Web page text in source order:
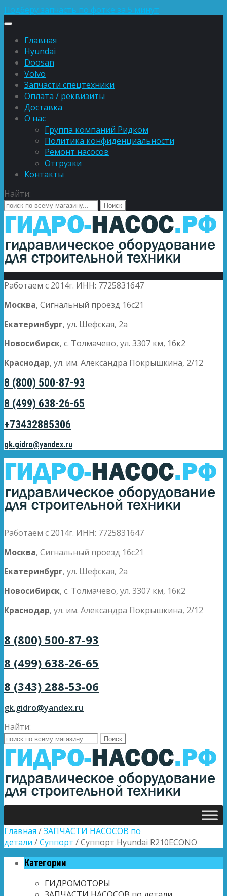
Подберу запчасть по фотке за 5 минут
Главная
Hyundai
Doosan
Volvo
Запчасти спецтехники
Оплата / реквизиты
Доставка
О нас
Группа компаний Ридком
Политика конфиденциальности
Ремонт насосов
Отгрузки
Контакты
Найти:
Работаем с 2014г. ИНН: 7725831647
Москва, Сигнальный проезд 16с21
Екатеринбург, ул. Шефская, 2а
Новосибирск, с. Толмачево, ул. 3307 км, 16к2
Краснодар, ул. им. Александра Покрышкина, 2/12
8 (800) 500-87-93
8 (499) 638-26-65
+73432885306
gk.gidro@yandex.ru
Работаем с 2014г. ИНН: 7725831647
Москва, Сигнальный проезд 16с21
Екатеринбург, ул. Шефская, 2а
Новосибирск, с. Толмачево, ул. 3307 км, 16к2
Краснодар, ул. им. Александра Покрышкина, 2/12
8 (800) 500-87-93
8 (499) 638-26-65
8 (343) 288-53-06
gk.gidro@yandex.ru
Найти:
Главная /ЗАПЧАСТИ НАСОСОВ по
детали /Суппорт / Суппорт Hyundai R210ECONO
Категории
ГИДРОМОТОРЫ